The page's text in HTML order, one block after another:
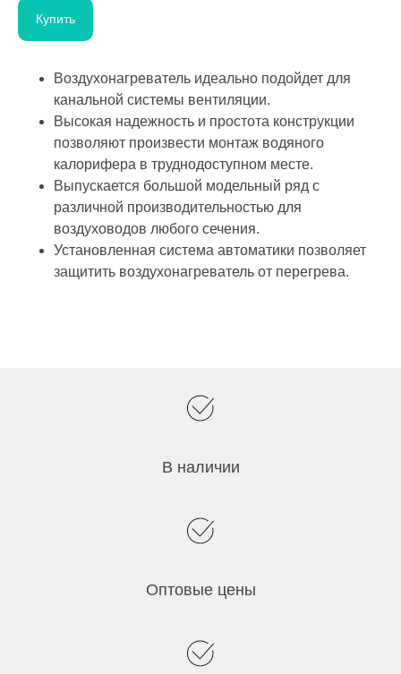
Купить
Воздухонагреватель идеально подойдет для
канальной системы вентиляции.
Высокая надежность и простота конструкции
позволяют произвести монтаж водяного
калорифера в труднодоступном месте.
Выпускается большой модельный ряд с
различной производительностью для
воздуховодов любого сечения.
Установленная система автоматики позволяет
защитить воздухонагреватель от перегрева.
В наличии
Оптовые цены